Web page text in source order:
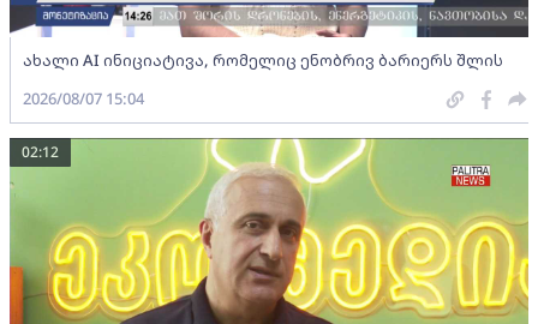
ახალი AI ინიციატივა, რომელიც ენობრივ ბარიერს შლის
2026/08/07 15:04
02:12